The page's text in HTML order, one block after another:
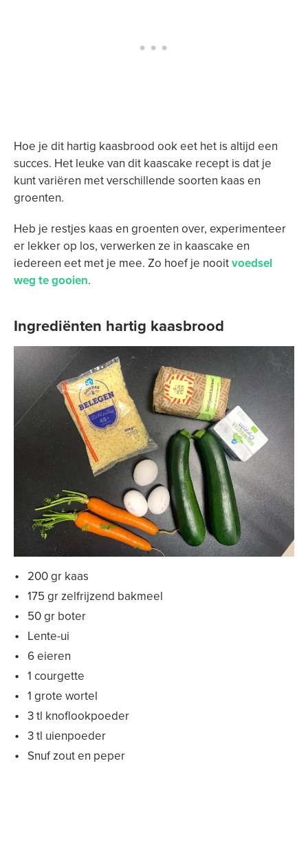
Hoe je dit hartig kaasbrood ook eet het is altijd een
succes. Het leuke van dit kaascake recept is dat je
kunt variëren met verschillende soorten kaas en
groenten.
Heb je restjes kaas en groenten over, experimenteer
er lekker op los, verwerken ze in kaascake en
iedereen eet met je mee. Zo hoef je nooitvoedsel
weg te gooien.
Ingrediënten hartig kaasbrood
200 gr kaas
175 gr zelfrijzend bakmeel
50 gr boter
Lente-ui
6 eieren
1 courgette
1 grote wortel
3 tl knoflookpoeder
3 tl uienpoeder
Snuf zout en peper